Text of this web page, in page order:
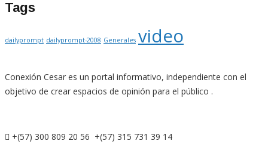
Tags
dailyprompt dailyprompt-2008 Generales video
Conexión Cesar es un portal informativo, independiente con el
objetivo de crear espacios de opinión para el público .
+(57) 300 809 20 56 +(57) 315 731 39 14